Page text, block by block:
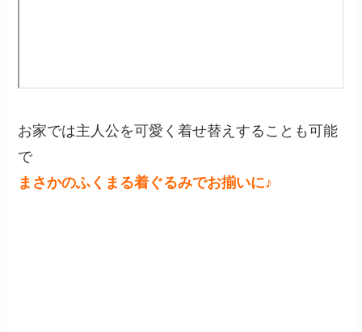
お家では主人公を可愛く着せ替えすることも可能
で
まさかのふくまる着ぐるみでお揃いに♪